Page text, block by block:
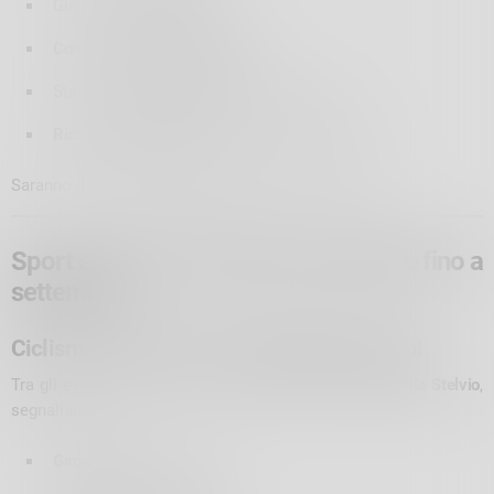
Saranno disponibili
Sport e natura: eventi da non perdere fino a
settembre
Ciclismo: la Stelvio, icona della Cima Coppi
Tra gli eventi sportivi legati al ciclismo sulla Strada dello Stelvio,
segnaliamo: